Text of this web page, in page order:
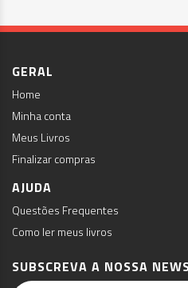
GERAL
Home
Minha conta
Meus Livros
Finalizar compras
AJUDA
Questões Frequentes
Como ler meus livros
SUBSCREVA A NOSSA